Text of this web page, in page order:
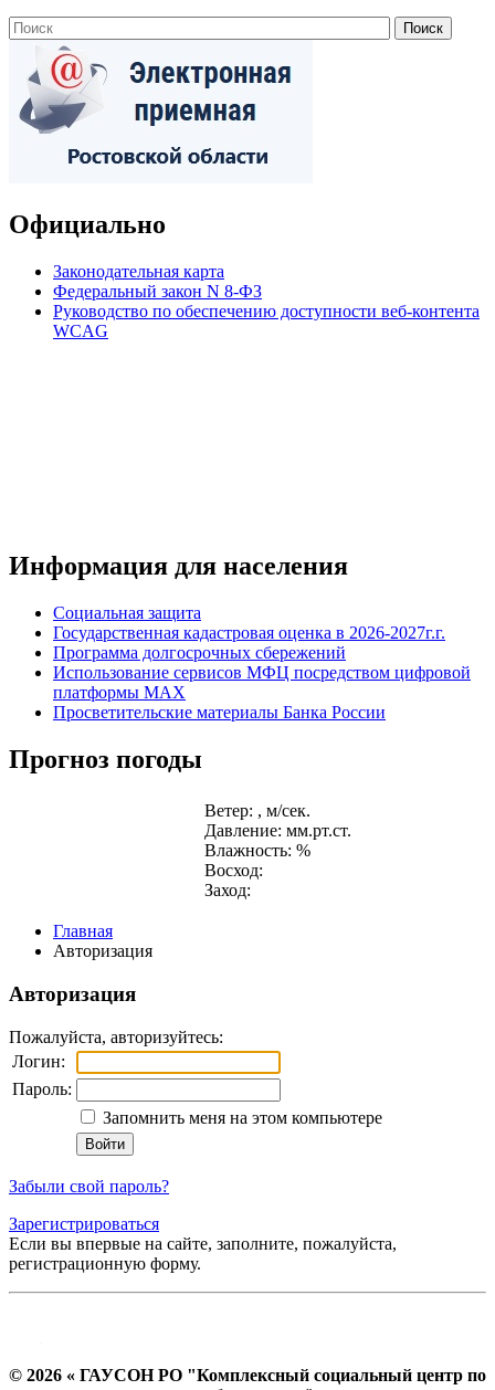
Официально
Законодательная карта
Федеральный закон N 8-ФЗ
Руководство по обеспечению доступности веб-контента
WCAG
Информация для населения
Социальная защита
Государственная кадастровая оценка в 2026-2027г.г.
Программа долгосрочных сбережений
Использование сервисов МФЦ посредством цифровой
платформы MAX
Просветительские материалы Банка России
Прогноз погоды
Ветер: , м/сек.
Давление: мм.рт.ст.
Влажность: %
Восход:
Заход:
Главная
Авторизация
Авторизация
Пожалуйста, авторизуйтесь:
Логин:
Пароль:
Запомнить меня на этом компьютере
Забыли свой пароль?
Зарегистрироваться
Если вы впервые на сайте, заполните, пожалуйста,
регистрационную форму.
© 2026 « ГАУСОН РО "Комплексный социальный центр по